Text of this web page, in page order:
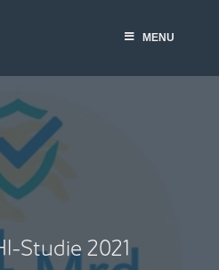
MENU
Studie 2021